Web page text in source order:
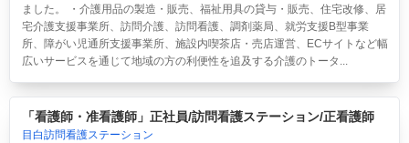
ました。 ・介護用品の製造・販売、福祉用具の貸与・販売、住宅改修、居
宅介護支援事業所、訪問介護、訪問看護、調剤薬局、就労支援B型事業
所、障がい児通所支援事業所、施設内喫茶店・売店運営、ECサイトなど幅
広いサービスを通じて地域の方の利便性を追及する介護のトータ...
「看護師・准看護師」正社員/訪問看護ステーション/正看護師
目白訪問看護ステーション